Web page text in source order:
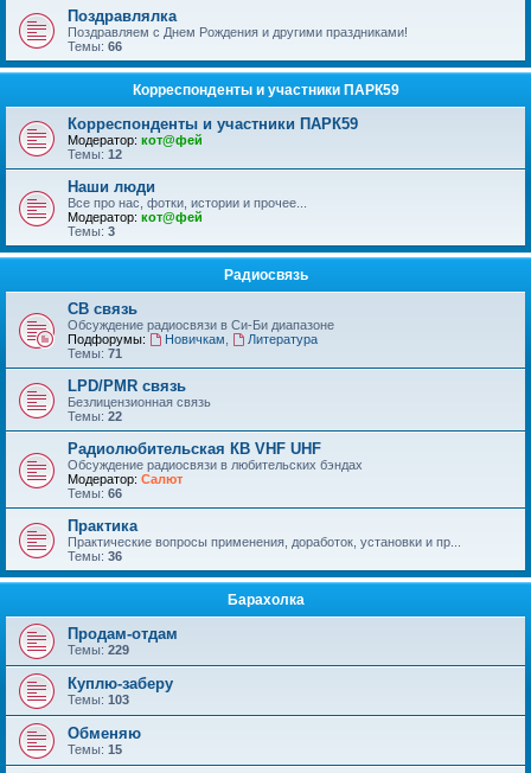
Поздравлялка
Поздравляем с Днем Рождения и другими праздниками!
Темы: 66
Корреспонденты и участники ПАРК59
Корреспонденты и участники ПАРК59
Модератор: кот@фей
Темы: 12
Наши люди
Все про нас, фотки, истории и прочее...
Модератор: кот@фей
Темы: 3
Радиосвязь
СВ связь
Обсуждение радиосвязи в Си-Би диапазоне
Подфорумы:
Новичкам
Литература
Темы: 71
LPD/PMR связь
Безлицензионная связь
Темы: 22
Радиолюбительская КВ VHF UHF
Обсуждение радиосвязи в любительских бэндах
Модератор: Салют
Темы: 66
Практика
Практические вопросы применения, доработок, установки и пр...
Темы: 36
Барахолка
Продам-отдам
Темы: 229
Куплю-заберу
Темы: 103
Обменяю
Темы: 15